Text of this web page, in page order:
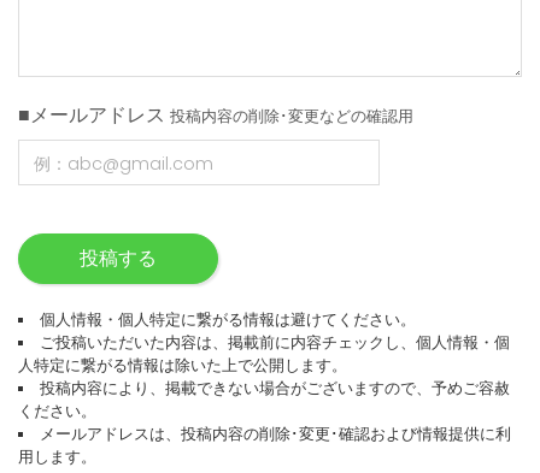
■メールアドレス 投稿内容の削除･変更などの確認用
投稿する
個人情報・個人特定に繋がる情報は避けてください。
ご投稿いただいた内容は、掲載前に内容チェックし、個人情報・個
人特定に繋がる情報は除いた上で公開します。
投稿内容により、掲載できない場合がございますので、予めご容赦
ください。
メールアドレスは、投稿内容の削除･変更･確認および情報提供に利
用します。